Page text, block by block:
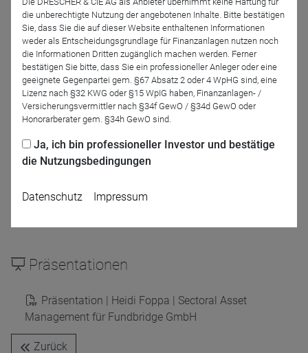
Sectoral Asset
Management für
Fundbridge GmbH
Fundbridge GmbH
Moderation
Präsentationen
Präsentation | Heidi Foppa | Sectoral Asset
Management für Fundbridge GmbH
Zurück
die unberechtigte Nutzung der angebotenen Inhalte. Bitte bestätigen
Sie, dass Sie die auf dieser Website enthaltenen Informationen
weder als Entscheidungsgrundlage für Finanzanlagen nutzen noch
die Informationen Dritten zugänglich machen werden. Ferner
bestätigen Sie bitte, dass Sie ein professioneller Anleger oder eine
geeignete Gegenpartei gem. §67 Absatz 2 oder 4 WpHG sind, eine
Lizenz nach §32 KWG oder §15 WpIG haben, Finanzanlagen- /
Versicherungsvermittler nach §34f GewO / §34d GewO oder
Honorarberater gem. §34h GewO sind.
Ja, ich bin professioneller Investor und bestätige
die Nutzungsbedingungen
Datenschutz Impressum
Anbieter
D&C